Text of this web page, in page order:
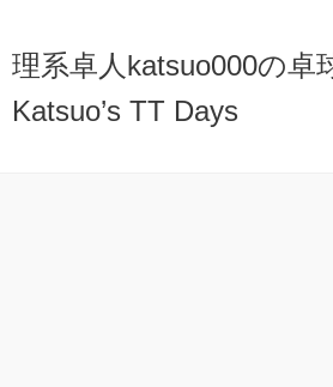
理系卓人katsuo000の卓
Katsuo’s TT Days